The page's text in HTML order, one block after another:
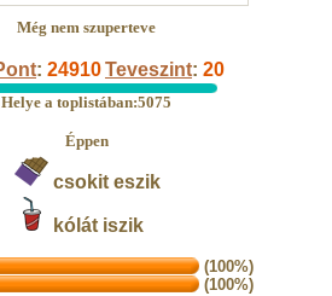
Még nem szuperteve
: 24910Teveszint: 20
Helye a toplistában:5075
Éppen
csokit eszik
kólát iszik
(100%)
(100%)